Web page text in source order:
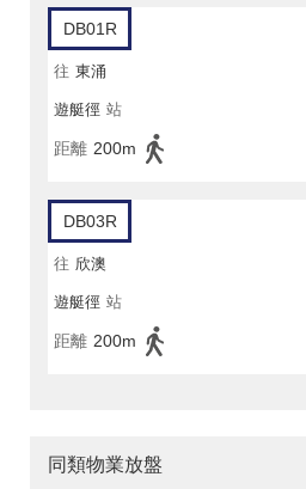
DB01R
往 東涌
遊艇徑 站
距離 200m
DB03R
往 欣澳
遊艇徑 站
距離 200m
同類物業放盤